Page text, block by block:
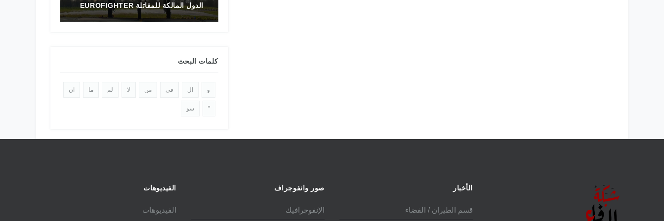
الدول المالكة للمقاتلة EUROFIGHTER
كلمات البحث
و ال في من لا لم ما ان
" سو
الأخبار
قسم الطيران / الفضاء
صور وانفوجراف
الإنفوجرافيك
الفيديوهات
الفيديوهات